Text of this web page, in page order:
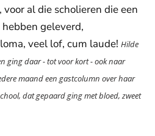
al die scholieren die een
geleverd,
veel lof, cum laude! Hilde
ging daar - tot voor kort - ook naar
maand een gastcolumn over haar
dat gepaard ging met bloed, zweet